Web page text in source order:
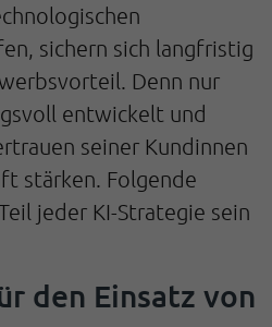
sichern sich langfristig
Denn nur
entwickelt und
seiner Kundinnen
stärken. Folgende
jeder KI-Strategie sein
den Einsatz von